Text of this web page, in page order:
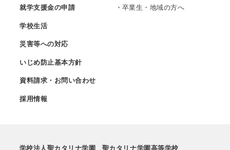
就学支援金の申請
学校生活
災害等への対応
いじめ防止基本方針
資料請求・お問い合わせ
採用情報
卒業生・地域の方へ
学校法人聖カタリナ学園 聖カタリナ学園高等学校